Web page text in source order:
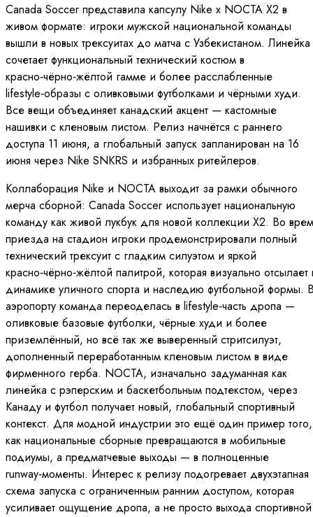
Canada Soccer представила капсулу Nike x NOCTA X2 в
живом формате: игроки мужской национальной команды
вышли в новых трексуитах до матча с Узбекистаном. Линейка
сочетает функциональный технический костюм в
красно‑чёрно‑жёлтой гамме и более расслабленные
lifestyle‑образы с оливковыми футболками и чёрными худи.
Все вещи объединяет канадский акцент — кастомные
нашивки с кленовым листом. Релиз начнётся с раннего
доступа 11 июня, а глобальный запуск запланирован на 16
июня через Nike SNKRS и избранных ритейлеров.
Коллаборация Nike и NOCTA выходит за рамки обычного
мерча сборной: Canada Soccer использует национальную
команду как живой лукбук для новой коллекции X2. Во
приезда на стадион игроки продемонстрировали полный
технический трексуит с гладким силуэтом и яркой
красно‑чёрно‑жёлтой палитрой, которая визуально отсылает
динамике уличного спорта и наследию футбольной формы.
аэропорту команда переоделась в lifestyle‑часть дропа —
оливковые базовые футболки, чёрные худи и более
приземлённый, но всё так же выверенный стритсилуэт,
дополненный переработанным кленовым листом в виде
фирменного герба. NOCTA, изначально задуманная как
линейка с рэперским и баскетбольным подтекстом, через
Канаду и футбол получает новый, глобальный спортивный
контекст. Для модной индустрии это ещё один пример того,
как национальные сборные превращаются в мобильные
подиумы, а предматчевые выходы — в полноценные
runway‑моменты. Интерес к релизу подогревает двухэтапная
схема запуска с ограниченным ранним доступом, которая
усиливает ощущение дропа, а не просто выхода спортивной